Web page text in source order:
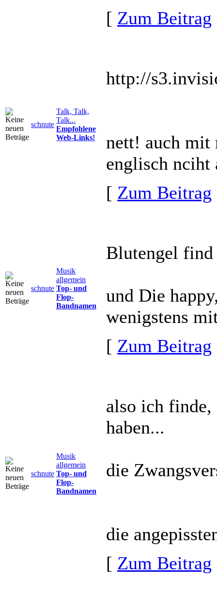
[ Zum Beitrag
schnute
Talk, Talk,
Talk...
Empfohlene
Web-Links!
http://
nett! auch mit
englisch nciht
[ Zum Beitrag
schnute
Musik
allgemein
Top- und
Flop-
Bandnamen
Blutengel
und Die
wenigstens
[ Zum Beitrag
schnute
Musik
allgemein
Top- und
Flop-
Bandnamen
also ich finde,
haben...
die
die
[ Zum Beitrag